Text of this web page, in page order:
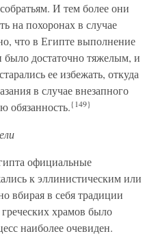
И тем более они
на похоронах в случае
что в Египте выполнение
было достаточно тяжелым, и
ее избежать, откуда
в случае внезапного
обязанность.{149}
официальные
к эллинистическим или
вбирая в себя традиции
храмов было
наиболее очевиден.